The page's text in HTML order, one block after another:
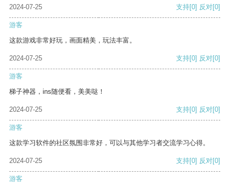
2024-07-25 支持[0] 反对[0]
游客
这款游戏非常好玩，画面精美，玩法丰富。
2024-07-25 支持[0] 反对[0]
游客
梯子神器，ins随便看，美美哒！
2024-07-25 支持[0] 反对[0]
游客
这款学习软件的社区氛围非常好，可以与其他学习者交流学习心得。
2024-07-25 支持[0] 反对[0]
游客